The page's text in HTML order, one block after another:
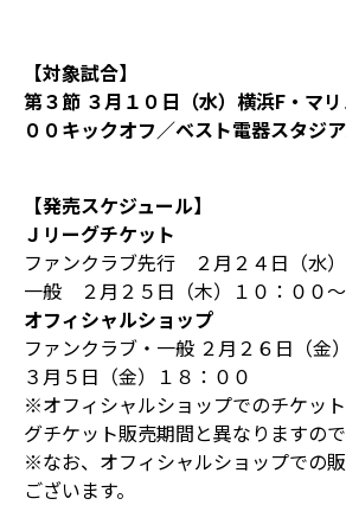
【対象試合】
第３節 ３月１０日（水）横浜F・マ
００キックオフ／ベスト電器スタジア
【発売スケジュール】
Ｊリーグチケット
ファンクラブ先行 ２月２４日（水
一般 ２月２５日（木）１０：００～
オフィシャルショップ
ファンクラブ・一般 ２月２６日（
３月５日（金）１８：００
※オフィシャルショップでのチケッ
グチケット販売期間と異なりますの
※なお、オフィシャルショップでの
ございます。